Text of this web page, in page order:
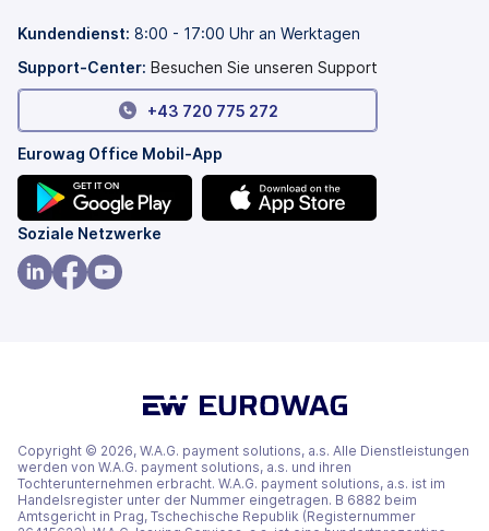
Tab
neuen
geöffnet)
Kundendienst: 8:00 - 17:00 Uhr an Werktagen
Support-Center: Besuchen Sie unseren Support
+43 720 775 272
Eurowag Office Mobil-App
(wird
in
einem
Soziale Netzwerke
Copyright © 2026, W.A.G. payment solutions, a.s. Alle Dienstleistungen
werden von W.A.G. payment solutions, a.s. und ihren
Tochterunternehmen erbracht. W.A.G. payment solutions, a.s. ist im
Handelsregister unter der Nummer eingetragen. B 6882 beim
Amtsgericht in Prag, Tschechische Republik (Registernummer